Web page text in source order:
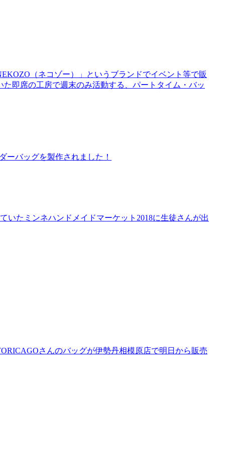
（ネコゾー）」というブランドでイベント等で販
即席の工房で週末のみ活動する、パートタイム・バッ
ーバッグを製作されました！
いたミンネハンドメイドマーケット2018に生徒さんが出
さんのバッグが伊勢丹相模原店で明日から販売